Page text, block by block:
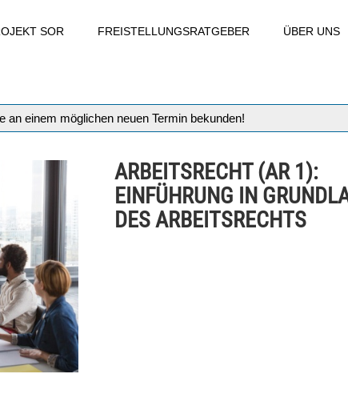
SOR FREISTELLUNGSRATGEBER ÜBER UNS
einem möglichen neuen Termin bekunden!
ARBEITSRECHT (AR 1):
EINFÜHRUNG IN
DES ARBEITSRECHTS